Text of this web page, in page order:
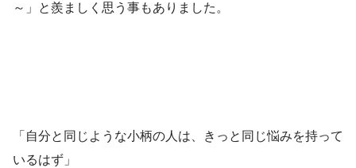
～」と羨ましく思う事もありました。
「自分と同じような小柄の人は、きっと同じ悩みを持って
いるはず」